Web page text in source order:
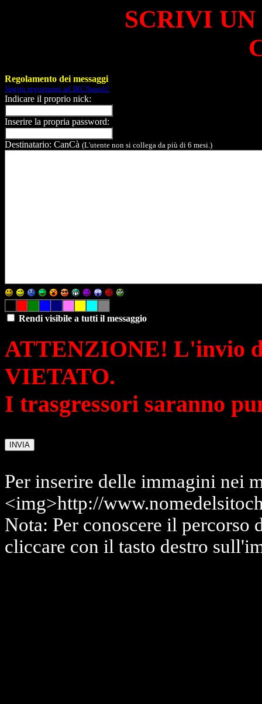
SCRIVI
Regolamento dei messaggi
Voglio registrarmi ad IRCNapoli!
Indicare il proprio nick:
Inserire la propria password:
Destinatario: CanCà (L'utente non si collega da più di 6 mesi.)
Rendi visibile a tutti il messaggio
ATTENZIONE! L'invio
VIETATO.
I trasgressori saranno
Per inserire delle immagini nei
<img>http://
Nota: Per conoscere il percorso
cliccare con il tasto destro